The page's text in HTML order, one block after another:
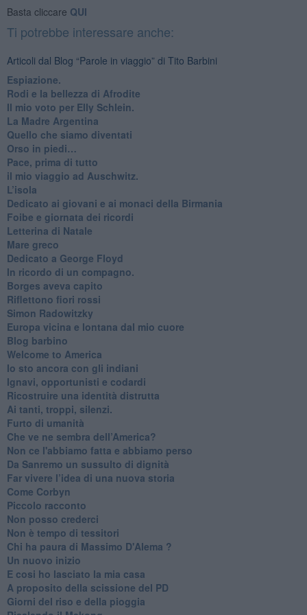
Basta cliccare QUI
Ti potrebbe interessare anche:
Articoli dal Blog “Parole in viaggio” di Tito Barbini
Espiazione.
Rodi e la bellezza di Afrodite
​Il mio voto per Elly Schlein.
​La Madre Argentina
Quello che siamo diventati
Orso in piedi…
​Pace, prima di tutto
​il mio viaggio ad Auschwitz.
​L’isola
Dedicato ai giovani e ai monaci della Birmania
​Foibe e giornata dei ricordi
Letterina di Natale
Mare greco
​Dedicato a George Floyd
​In ricordo di un compagno.
Borges aveva capito
Riflettono fiori rossi
Simon Radowitzky
Europa vicina e lontana dal mio cuore
Blog barbino
Welcome to America
​Io sto ancora con gli indiani
​Ignavi, opportunisti e codardi
Ricostruire una identità distrutta
Ai tanti, troppi, silenzi.
​Furto di umanità
​Che ve ne sembra dell’America?
Non ce l'abbiamo fatta e abbiamo perso
​Da Sanremo un sussulto di dignità
Far vivere l’idea di una nuova storia
Come Corbyn
Piccolo racconto
Non posso crederci
Non è tempo di tessitori
Chi ha paura di Massimo D'Alema ?
Un nuovo inizio
​E cosi ho lasciato la mia casa
A proposito della scissione del PD
​Giorni del riso e della pioggia